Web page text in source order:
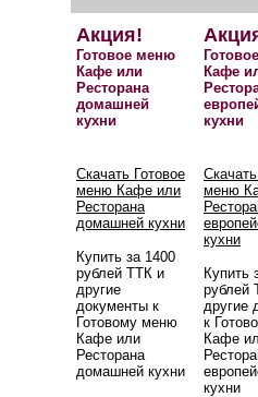
Акция!
Готовое меню
Кафе или
Ресторана
домашней
кухни
Кафе
кухни
Скачать Готовое
меню Кафе или
Ресторана
домашней кухни
Купить за 1400
рублей ТТК и
другие
документы к
Готовому меню
Кафе или
Ресторана
домашней кухни
меню
кухни
Купить
рублей
другие
к
Кафе
кухни